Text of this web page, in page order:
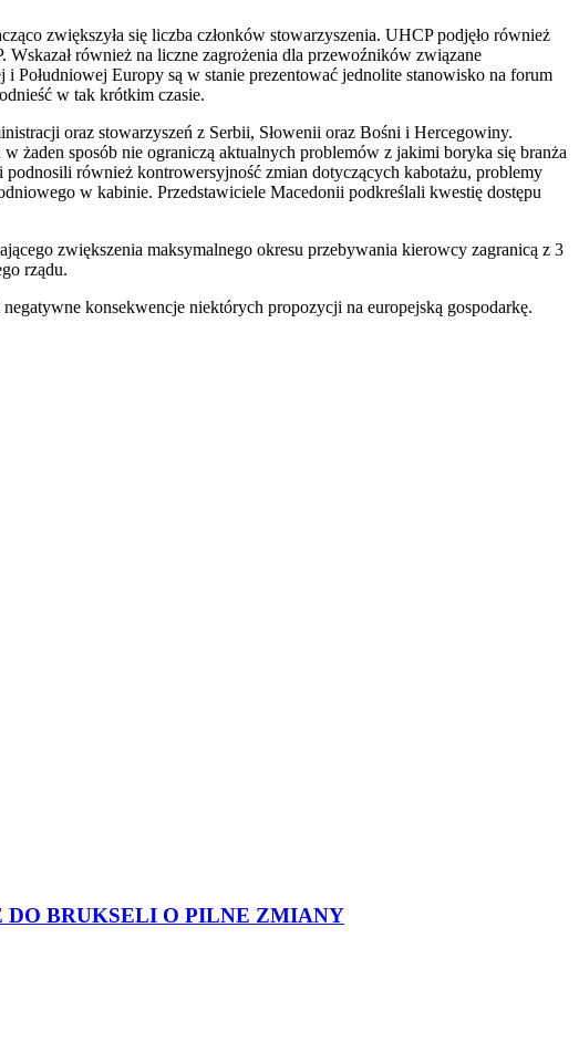
zwiększyła się liczba członków stowarzyszenia. UHCP podjęło również
Wskazał również na liczne zagrożenia dla przewoźników związane
Południowej Europy są w stanie prezentować jednolite stanowisko na forum
w tak krótkim czasie.
oraz stowarzyszeń z Serbii, Słowenii oraz Bośni i Hercegowiny.
żaden sposób nie ograniczą aktualnych problemów z jakimi boryka się branża
również kontrowersyjność zmian dotyczących kabotażu, problemy
w kabinie. Przedstawiciele Macedonii podkreślali kwestię dostępu
zwiększenia maksymalnego okresu przebywania kierowcy zagranicą z 3
rządu.
konsekwencje niektórych propozycji na europejską gospodarkę.
DO BRUKSELI O PILNE ZMIANY